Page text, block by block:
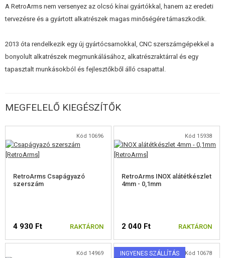
befolyásolják annak működését vagy működését.
mint a mechaboxban lévő furat átmérője, hogy megakadályozzák a
spontán kiesést, ezért a csapágyakat "be kell csapolni" a mechaboxba.
Ez elvégezhető pl. egy nagy imbuszkulccsal és ideális esetben egy
Javasoljuk, hogy a siklócsapágyakat bőségesen kenje be vazelinnel.
A RetroArms nem versenyez az olcsó kínai gyártókkal, hanem az eredeti
tervezésre és a gyártott alkatrészek magas minőségére támaszkodik.
2013 óta rendelkezik egy új gyártócsarnokkal, CNC szerszámgépekkel a
bonyolult alkatrészek megmunkálásához, alkatrészraktárral és egy
tapasztalt munkásokból és fejlesztőkből álló csapattal.
MEGFELELŐ KIEGÉSZÍTŐK
Kód 10696
RetroArms Csapágyazó
szerszám
4 930 Ft RAKTÁRON
Kód 15938
RetroArms INOX alátétkészlet
4mm - 0,1mm
2 040 Ft RAKTÁRON
Kód 14969 INGYENES SZÁLLÍTÁS Kód 10678